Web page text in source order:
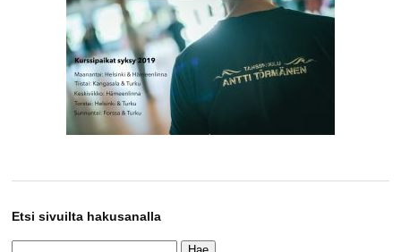
Etsi sivuilta hakusanalla